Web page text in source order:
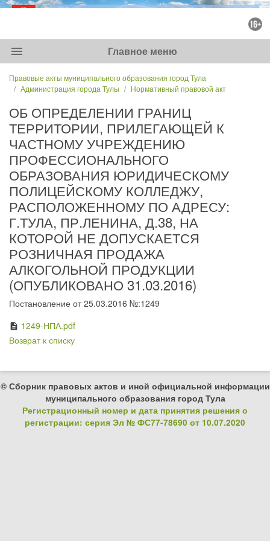
menu Главное меню
Правовые акты муниципального образования город Тула
Администрация города Тулы
Нормативный правовой акт
ОБ ОПРЕДЕЛЕНИИ ГРАНИЦ
ТЕРРИТОРИИ, ПРИЛЕГАЮЩЕЙ К
ЧАСТНОМУ УЧРЕЖДЕНИЮ
ПРОФЕССИОНАЛЬНОГО
ОБРАЗОВАНИЯ ЮРИДИЧЕСКОМУ
ПОЛИЦЕЙСКОМУ КОЛЛЕДЖУ,
РАСПОЛОЖЕННОМУ ПО АДРЕСУ:
Г.ТУЛА, ПР.ЛЕНИНА, Д.38, НА
КОТОРОЙ НЕ ДОПУСКАЕТСЯ
РОЗНИЧНАЯ ПРОДАЖА
АЛКОГОЛЬНОЙ ПРОДУКЦИИ
(ОПУБЛИКОВАНО 31.03.2016)
Постановление от 25.03.2016 №:1249
description 1249-НПА.pdf
Возврат к списку
© Сборник правовых актов и иной официальной информации
муниципального образования город Тула
Регистрационный номер и дата принятия решения о
регистрации: серия Эл № ФС77-78690 от 10.07.2020